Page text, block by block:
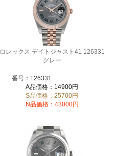
ロレックス デイトジャスト41 126331
グレー
番号：126331
A品価格：14900円
S品価格：25700円
N品価格：43000円